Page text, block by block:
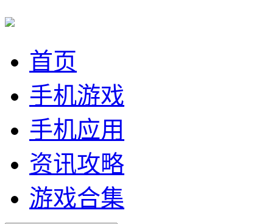
首页
手机游戏
手机应用
资讯攻略
游戏合集